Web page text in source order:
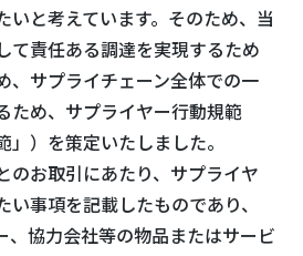
いと考えています。そのため、当
て責任ある調達を実現するため
、サプライチェーン全体での一
ため、サプライヤー行動規範
」）を策定いたしました。
のお取引にあたり、サプライヤ
い事項を記載したものであり、
、協力会社等の物品またはサービ